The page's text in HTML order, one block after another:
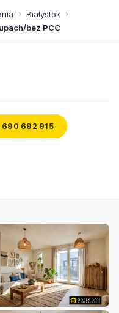
› Białystok ›
bez PCC
690 692 915